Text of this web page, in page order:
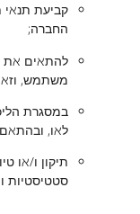
קביעת תנאי
החברה;
להתאים את
משתמש,
במסגרת
לאו,
תיקון ו/או
סטטיסטיות